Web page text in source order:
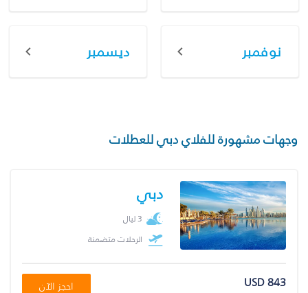
نوفمبر ديسمبر
وجهات مشهورة للفلاي دبي للعطلات
دبي
3 ليال
الرحلات متضمنة
USD 843 احجز الآن